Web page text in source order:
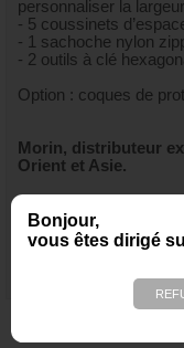
Bonjour,
vous êtes dirigé
personnaliser la
- 5 coussinets
- 1 sachoche nylon
- 2 outils à clé
Option : coques de
Morin, distributeur
Orient et Asie.